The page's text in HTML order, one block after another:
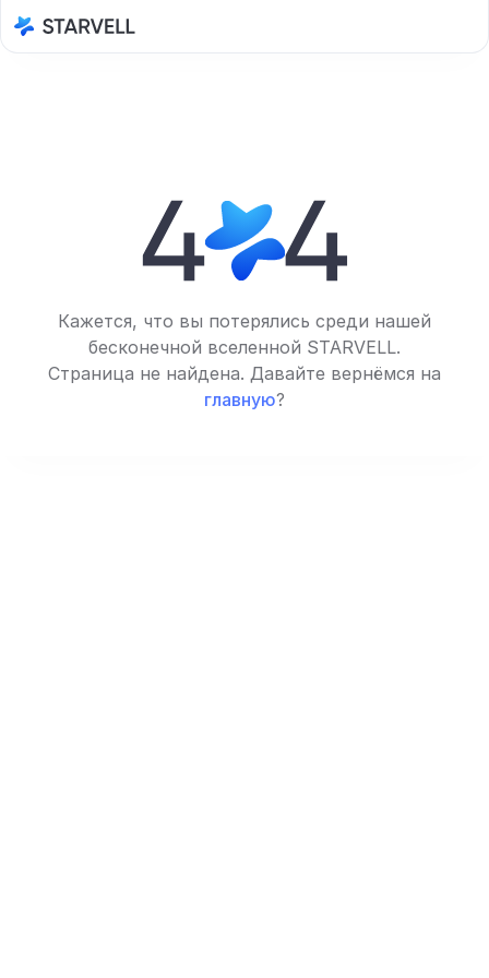
Кажется, что вы потерялись среди нашей
бесконечной вселенной STARVELL.
Страница не найдена. Давайте вернёмся на
главную?